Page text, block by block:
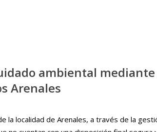
ambiental
Arenales
localidad de Arenales, a través de la